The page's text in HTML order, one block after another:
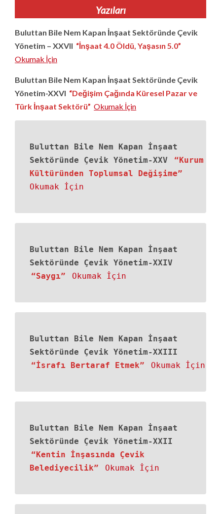
Yazıları
Buluttan Bile Nem Kapan İnşaat Sektöründe Çevik
Yönetim – XXVII “İnşaat 4.0 Öldü, Yaşasın 5.0”
Okumak İçin
Buluttan Bile Nem Kapan İnşaat Sektöründe Çevik
Yönetim-XXVI “Değişim Çağında Küresel Pazar ve
Türk İnşaat Sektörü” Okumak İçin
Buluttan Bile Nem Kapan İnşaat
Sektöründe Çevik Yönetim-XXV
“Kurum
Kültüründen Toplumsal Değişime”
Okumak İçin
Buluttan Bile Nem Kapan İnşaat
Sektöründe Çevik Yönetim-XXIV
“Saygı”
Okumak İçin
Buluttan Bile Nem Kapan İnşaat
Sektöründe Çevik Yönetim-XXIII
“İsrafı Bertaraf Etmek”
Okumak İçin
Buluttan Bile Nem Kapan İnşaat
Sektöründe Çevik Yönetim-XXII
“Kentin İnşasında Çevik
Belediyecilik”
Okumak İçin